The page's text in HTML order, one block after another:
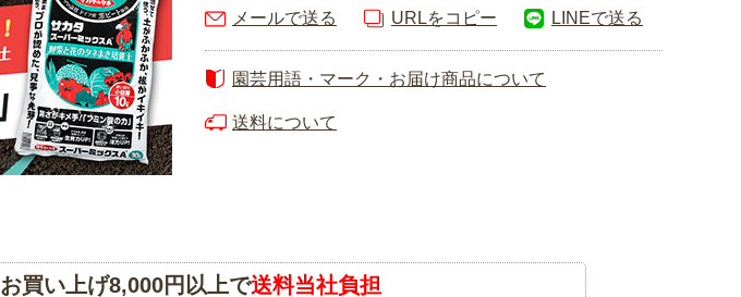
メールで送る URLをコピー LINEで送る
園芸用語・マーク・お届け商品について
送料について
お買い上げ8,000円以上で送料当社負担